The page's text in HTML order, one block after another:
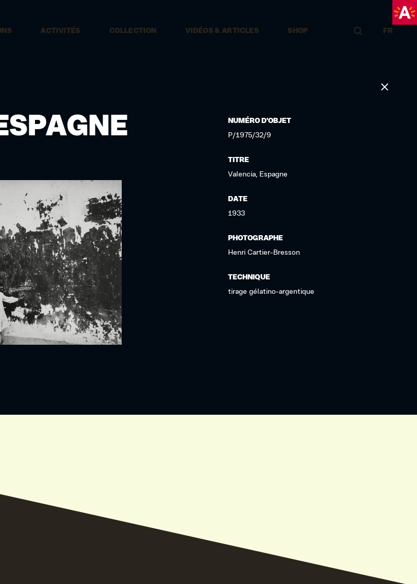
ACTIVITÉS COLLECTION VIDÉOS & ARTICLES SHOP FR
NUMÉRO D'OBJET
P/1975/32/9
TITRE
Valencia, Espagne
DATE
1933
PHOTOGRAPHE
Henri Cartier-Bresson
TECHNIQUE
tirage gélatino-argentique